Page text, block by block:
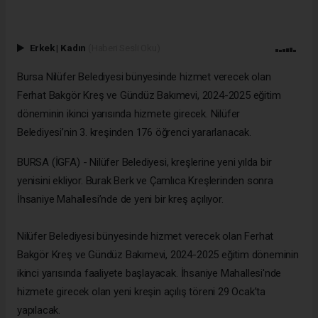
Erkek | Kadın
Bursa Nilüfer Belediyesi bünyesinde hizmet verecek olan
Ferhat Bakgör Kreş ve Gündüz Bakımevi, 2024-2025 eğitim
döneminin ikinci yarısında hizmete girecek. Nilüfer
Belediyesi’nin 3. kreşinden 176 öğrenci yararlanacak.
BURSA (İGFA) - Nilüfer Belediyesi, kreşlerine yeni yılda bir
yenisini ekliyor. Burak Berk ve Çamlıca Kreşlerinden sonra
İhsaniye Mahallesi’nde de yeni bir kreş açılıyor.
Nilüfer Belediyesi bünyesinde hizmet verecek olan Ferhat
Bakgör Kreş ve Gündüz Bakımevi, 2024-2025 eğitim döneminin
ikinci yarısında faaliyete başlayacak. İhsaniye Mahallesi'nde
hizmete girecek olan yeni kreşin açılış töreni 29 Ocak’ta
yapılacak.